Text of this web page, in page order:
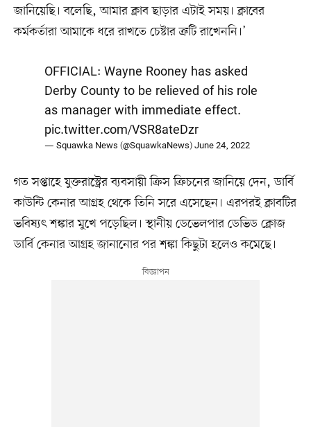
জানিয়েছি। বলেছি, আমার ক্লাব ছাড়ার এটাই সময়। ক্লাবের
কর্মকর্তারা আমাকে ধরে রাখতে চেষ্টার ত্রুটি রাখেননি।’
OFFICIAL: Wayne Rooney has asked
Derby County to be relieved of his role
as manager with immediate effect.
pic.twitter.com/VSR8ateDzr
— Squawka News (@SquawkaNews)June 24, 2022
গত সপ্তাহে যুক্তরাস্ট্রের ব্যবসায়ী ক্রিস ক্রিচনের জানিয়ে দেন, ডার্বি
কাউন্টি কেনার আগ্রহ থেকে তিনি সরে এসেছেন। এরপরই ক্লাবটির
ভবিষ্যৎ শঙ্কার মুখে পড়েছিল। স্থানীয় ডেভেলপার ডেভিড ক্লোজ
ডার্বি কেনার আগ্রহ জানানোর পর শঙ্কা কিছুটা হলেও কমেছে।